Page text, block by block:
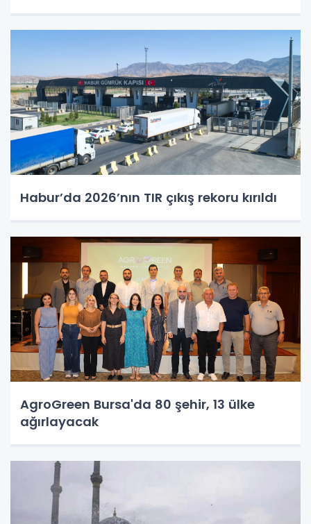
Habur’da 2026’nın TIR çıkış rekoru kırıldı
AgroGreen Bursa'da 80 şehir, 13 ülke
ağırlayacak